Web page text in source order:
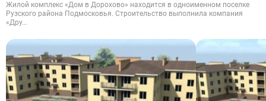
Жилой комплекс «Дом в Дорохово» находится в одноименном поселке
Рузского района Подмосковья. Строительство выполнила компания
«Дру...